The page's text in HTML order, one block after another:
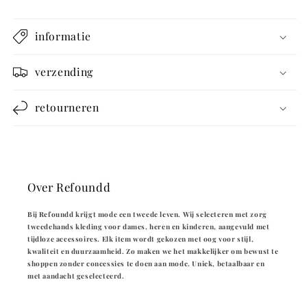
informatie
verzending
retourneren
Over Refoundd
Bij Refoundd krijgt mode een tweede leven. Wij selecteren met zorg
tweedehands kleding voor dames, heren en kinderen, aangevuld met
tijdloze accessoires. Elk item wordt gekozen met oog voor stijl,
kwaliteit en duurzaamheid. Zo maken we het makkelijker om bewust te
shoppen zonder concessies te doen aan mode. Uniek, betaalbaar en
met aandacht geselecteerd.